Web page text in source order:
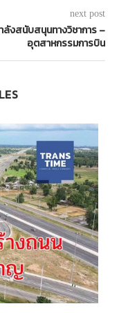
next post
ลังสนับสนุนทางวิชาการ –
อุตสาหกรรมการบิน